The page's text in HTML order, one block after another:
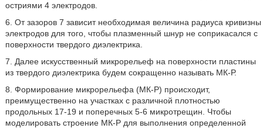
остриями 4 электродов.
6. От зазоров 7 зависит необходимая величина радиуса кривизны
электродов для того, чтобы плазменный шнур не соприкасался с
поверхности твердого диэлектрика.
7. Далее искусственный микрорельеф на поверхности пластины
из твердого диэлектрика будем сокращенно называть МК-Р.
8. Формирование микрорельефа (МК-Р) происходит,
преимущественно на участках с различной плотностью
продольных 17-19 и поперечных 5-6 микротрещин. Чтобы
моделировать строение МК-Р для выполнения определенной